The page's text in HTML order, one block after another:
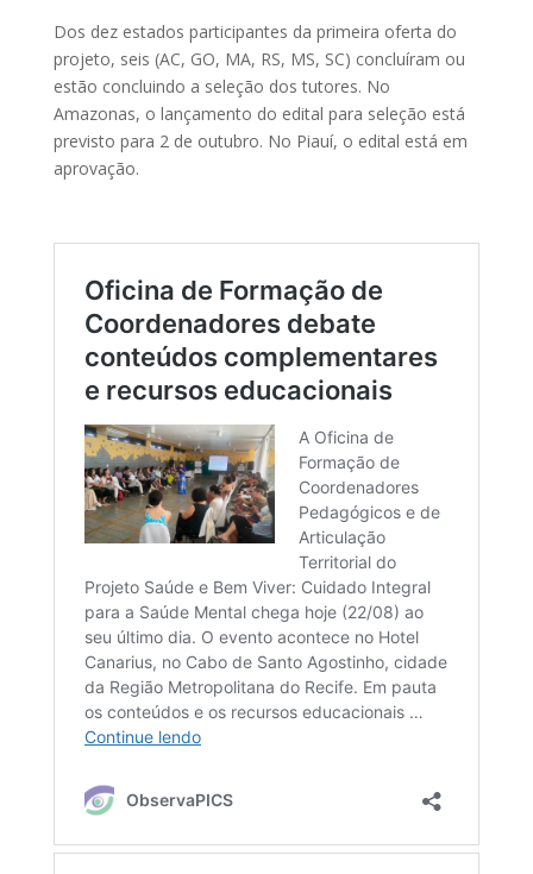
Dos dez estados participantes da primeira oferta do
projeto, seis (AC, GO, MA, RS, MS, SC) concluíram ou
estão concluindo a seleção dos tutores. No
Amazonas, o lançamento do edital para seleção está
previsto para 2 de outubro. No Piauí, o edital está em
aprovação.